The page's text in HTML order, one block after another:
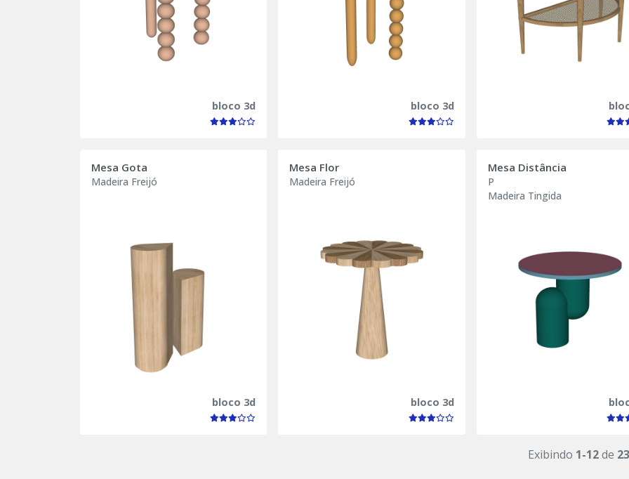
bloco 3d bloco 3d
Mesa Gota
Madeira Freijó
bloco 3d
Mesa Flor
Madeira Freijó
bloco 3d
Mesa Distância
P
Madeira Tingida
Exibindo 1-12de 23